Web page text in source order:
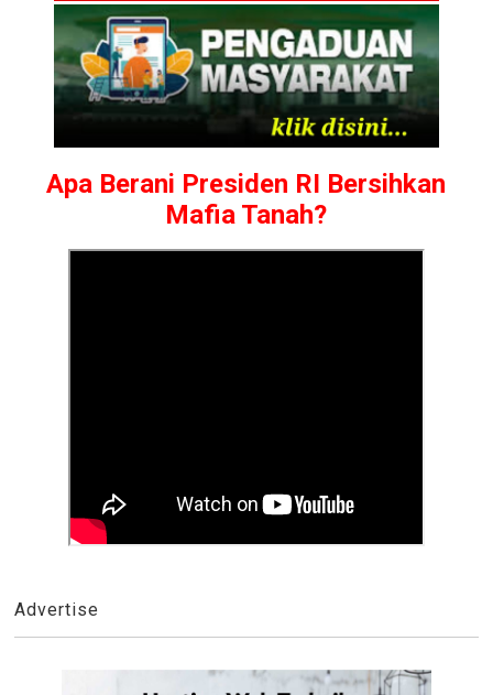
Apa Berani Presiden RI Bersihkan
Mafia Tanah?
Advertise